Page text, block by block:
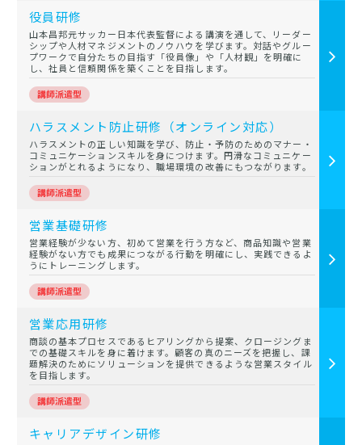
役員研修
山本昌邦元サッカー日本代表監督による講演を通して、リーダー
シップや人材マネジメントのノウハウを学びます。対話やグルー
プワークで自分たちの目指す「役員像」や「人材観」を明確に
し、社員と信頼関係を築くことを目指します。
ハラスメント防止研修（オンライン対応）
ハラスメントの正しい知識を学び、防止・予防のためのマナー・
コミュニケーションスキルを身につけます。円滑なコミュニケー
ションがとれるようになり、職場環境の改善にもつながります。
営業基礎研修
営業経験が少ない方、初めて営業を行う方など、商品知識や営業
経験がない方でも成果につながる行動を明確にし、実践できるよ
うにトレーニングします。
営業応用研修
商談の基本プロセスであるヒアリングから提案、クロージングま
での基礎スキルを身に着けます。顧客の真のニーズを把握し、課
題解決のためにソリューションを提供できるような営業スタイル
を目指します。
キャリアデザイン研修